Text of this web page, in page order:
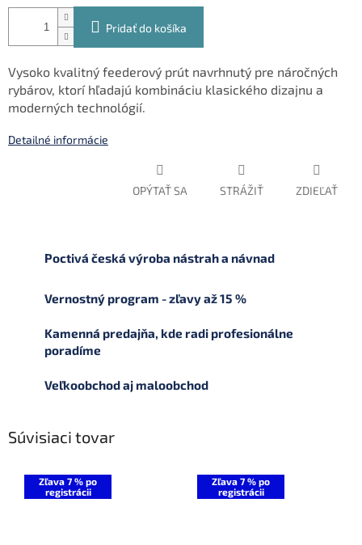
Pridať do košíka
Vysoko kvalitný feederový prút navrhnutý pre náročných
rybárov, ktorí hľadajú kombináciu klasického dizajnu a
moderných technológií.
Detailné informácie
OPÝTAŤ SA STRÁŽIŤ ZDIEĽAŤ
Poctivá česká výroba nástrah a návnad
Vernostný program - zľavy až 15 %
Kamenná predajňa, kde radi profesionálne
poradíme
Veľkoobchod aj maloobchod
Súvisiaci tovar
Zľava 7 % po
registrácii
Zľava 7 % po
registrácii